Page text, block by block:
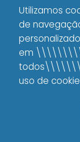
Ação
Para
ação
Seja
Utilizamos
de
em
uso de